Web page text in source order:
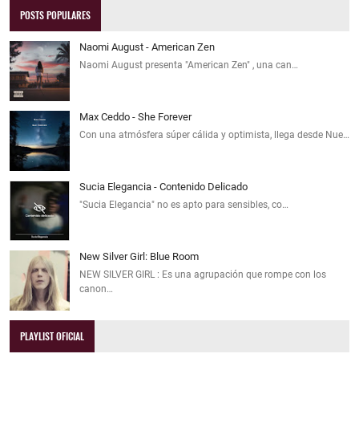
POSTS POPULARES
Naomi August - American Zen
Naomi August presenta "American Zen" , una can…
Max Ceddo - She Forever
Con una atmósfera súper cálida y optimista, llega desde Nue…
Sucia Elegancia - Contenido Delicado
"Sucia Elegancia" no es apto para sensibles, co…
New Silver Girl: Blue Room
NEW SILVER GIRL : Es una agrupación que rompe con los
canon…
PLAYLIST OFICIAL